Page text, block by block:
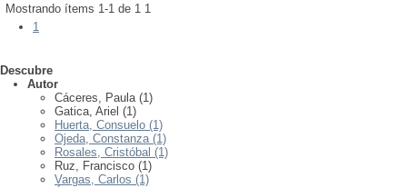
Mostrando ítems 1-1 de 1 1
1
Descubre
Autor
Cáceres, Paula (1)
Gatica, Ariel (1)
Huerta, Consuelo (1)
Ojeda, Constanza (1)
Rosales, Cristóbal (1)
Ruz, Francisco (1)
Vargas, Carlos (1)